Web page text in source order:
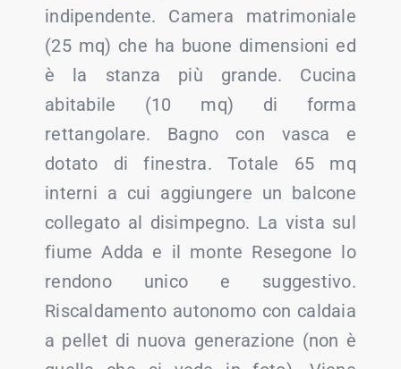
indipendente. Camera matrimoniale
(25 mq) che ha buone dimensioni ed
è la stanza più grande. Cucina
abitabile (10 mq) di forma
rettangolare. Bagno con vasca e
dotato di finestra. Totale 65 mq
interni a cui aggiungere un balcone
collegato al disimpegno. La vista sul
fiume Adda e il monte Resegone lo
rendono unico e suggestivo.
Riscaldamento autonomo con caldaia
a pellet di nuova generazione (non è